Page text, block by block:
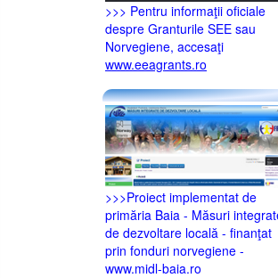
>>> Pentru informaţii oficiale
despre Granturile SEE sau
Norvegiene, accesaţi
www.eeagrants.ro
>>>Proiect implementat de
primăria Baia - Măsuri
de dezvoltare locală - finanţat
prin fonduri norvegiene -
www.midl-baia.ro